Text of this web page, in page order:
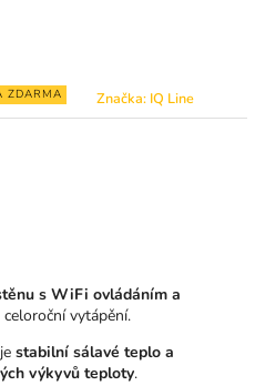
ZDARMA Značka: IQ Line
s WiFi ovládáním a
vytápění.
stabilní sálavé teplo a
výkyvů teploty.